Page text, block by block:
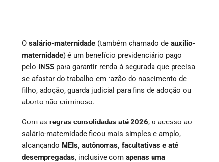
O salário-maternidade (também chamado de auxílio-
maternidade) é um benefício previdenciário pago
pelo INSS para garantir renda à segurada que precisa
se afastar do trabalho em razão do nascimento de
filho, adoção, guarda judicial para fins de adoção ou
aborto não criminoso.
Com as regras consolidadas até 2026, o acesso ao
salário-maternidade ficou mais simples e amplo,
alcançando MEIs, autônomas, facultativas e até
desempregadas, inclusive com apenas uma